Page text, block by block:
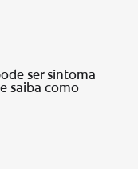
ser sintoma
saiba como